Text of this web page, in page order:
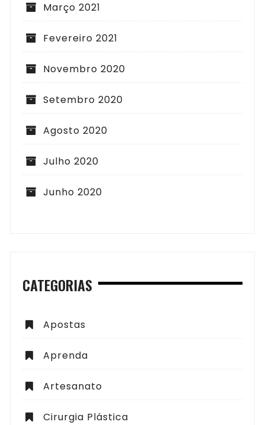
Março 2021
Fevereiro 2021
Novembro 2020
Setembro 2020
Agosto 2020
Julho 2020
Junho 2020
CATEGORIAS
Apostas
Aprenda
Artesanato
Cirurgia Plástica